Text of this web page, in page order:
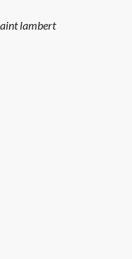
lambert